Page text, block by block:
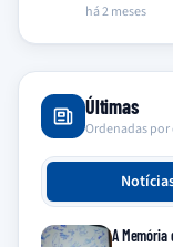
há 2 meses
Últimas
Ordenadas
A